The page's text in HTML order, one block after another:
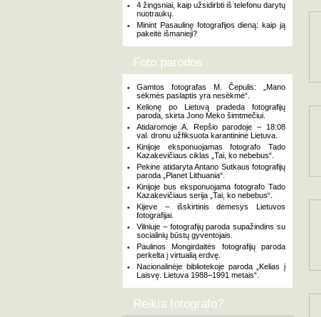
4 žingsniai, kaip užsidirbti iš telefonu darytų
nuotraukų.
Minint Pasaulinę fotografijos dieną: kaip ją
pakeitė išmanieji?
Foto parodos
Gamtos fotografas M. Čepulis: „Mano
sėkmės paslaptis yra nesėkmė“.
Kelionę po Lietuvą pradeda fotografijų
paroda, skirta Jono Meko šimtmečiui.
Atidaromoje A. Repšio parodoje – 18:08
val. dronu užfiksuota karantininė Lietuva.
Kinijoje eksponuojamas fotografo Tado
Kazakevičiaus ciklas „Tai, ko nebebus“.
Pekine atidaryta Antano Sutkaus fotografijų
paroda „Planet Lithuania“.
Kinijoje bus eksponuojama fotografo Tado
Kazakevičiaus serija „Tai, ko nebebus“.
Kijeve – išskirtinis dėmesys Lietuvos
fotografijai.
Vilniuje – fotografijų paroda supažindins su
socialinių būstų gyventojais.
Paulinos Mongirdaitės fotografijų paroda
perkelta į virtualią erdvę.
Nacionalinėje bibliotekoje paroda „Kelias į
Laisvę. Lietuva 1988–1991 metais“.
Reikia fotografo?